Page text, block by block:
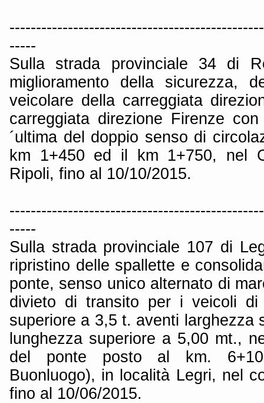
-----
Sulla strada provinciale 34 di
miglioramento della sicurezza,
veicolare della carreggiata
carreggiata direzione Firenze
´ultima del doppio senso di
km 1+450 ed il km 1+750, nel
Ripoli, fino al 10/10/2015.
-----
Sulla strada provinciale 107 di
ripristino delle spallette e
ponte, senso unico alternato di
divieto di transito per i veicoli di
superiore a 3,5 t. aventi larghezza
lunghezza superiore a 5,00 mt.,
del ponte posto al km.
Buonluogo), in località Legri, nel
fino al 10/06/2015.